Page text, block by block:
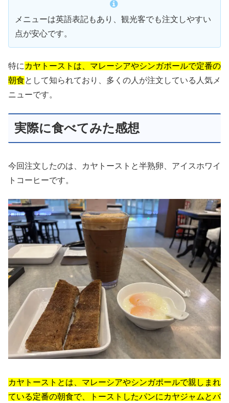
メニューは英語表記もあり、観光客でも注文しやすい
点が安心です。
特に カヤトーストは、マレーシアやシンガポールで定番の
朝食として知られており、多くの人が注文している人気メ
ニューです。
実際に食べてみた感想
今回注文したのは、カヤトーストと半熟卵、アイスホワイ
トコーヒーです。
カヤトーストとは、マレーシアやシンガポールで親しまれ
ている定番の朝食で、トーストしたパンにカヤジャムとバ